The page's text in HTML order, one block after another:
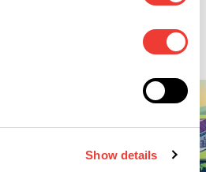
Show details